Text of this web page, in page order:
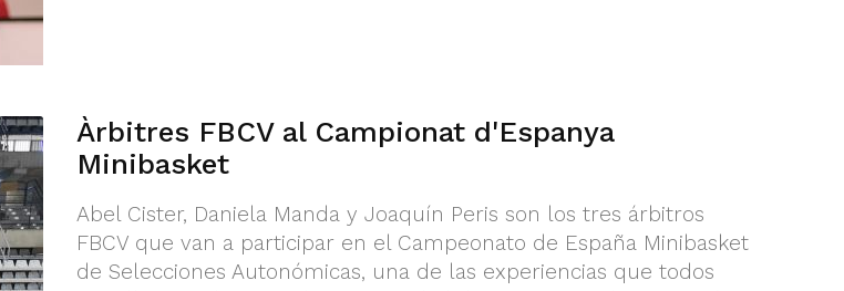
Àrbitres FBCV al Campionat d'Espanya
Minibasket
Abel Cister, Daniela Manda y Joaquín Peris son los tres árbitros
FBCV que van a participar en el Campeonato de España Minibasket
de Selecciones Autonómicas, una de las experiencias que todos